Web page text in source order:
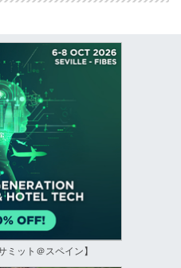
ミット＠スペイン】